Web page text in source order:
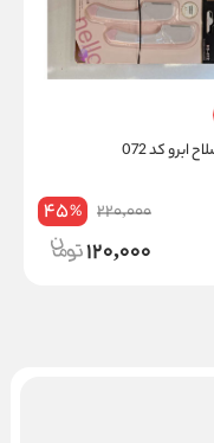
کد 072
220,000
45%
120,000